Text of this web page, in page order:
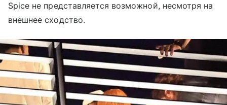
Spice не представляется возможной, несмотря на
внешнее сходство.